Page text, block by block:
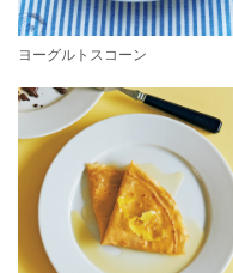
ヨーグルトスコーン